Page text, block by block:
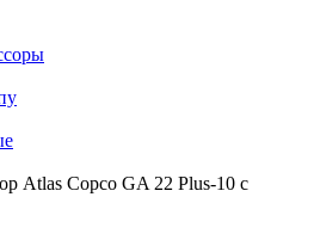
Atlas Copco GA 22 Plus-10 с